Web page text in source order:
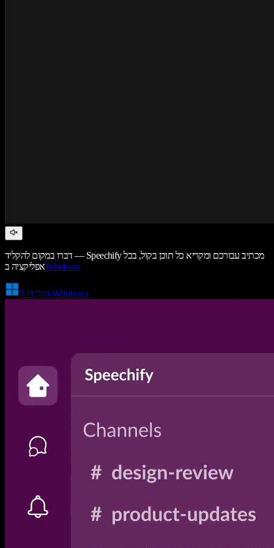
דברו במקום להקליד — Speechify מכתיב עבורכם ומקריא כל תוכן בקול, בכל
אפליקציה בWindows
הורידו ל-Windows